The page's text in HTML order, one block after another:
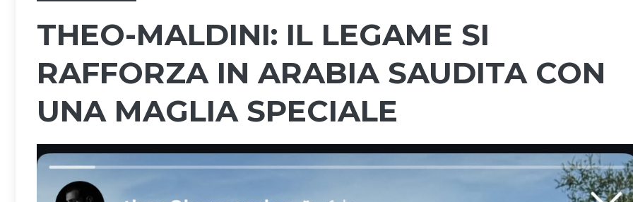
THEO-MALDINI: IL LEGAME SI
RAFFORZA IN ARABIA SAUDITA CON
UNA MAGLIA SPECIALE